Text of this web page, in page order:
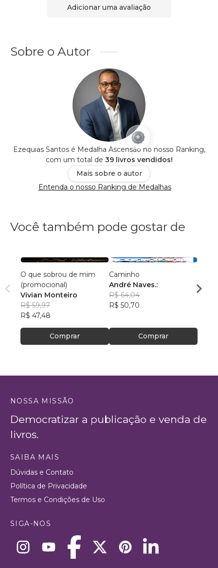
Adicionar uma avaliação
Sobre o Autor
Ezequias Santos é Medalha Ascensão no nosso Ranking,
com um total de 39 livros vendidos!
Mais sobre o autor
Entenda o nosso Ranking de Medalhas
Você também pode gostar de
O que sobrou de mim
(promocional)
Vivian Monteiro
R$ 59,97
R$ 47,48
Comprar
Caminho
André Naves.:
R$ 64,04
R$ 50,70
Comprar
NOSSA MISSÃO
Democratizar a publicação e venda de
livros.
SAIBA MAIS
Dúvidas e Contato
Política de Privacidade
Termos e Condições de Uso
SIGA-NOS